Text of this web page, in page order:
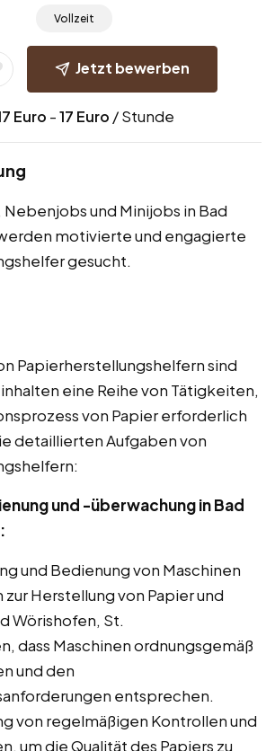
Vollzeit
Jetzt bewerben
Euro -17 Euro / Stunde
und Minijobs in Bad
motivierte und engagierte
gesucht.
Papierherstellungshelfern sind
eine Reihe von Tätigkeiten,
von Papier erforderlich
detaillierten Aufgaben von
und -überwachung in Bad
und Bedienung von Maschinen
zur Herstellung von Papier und
Wörishofen, St.
dass Maschinen ordnungsgemäß
und den
entsprechen.
von regelmäßigen Kontrollen und
um die Qualität des Papiers zu